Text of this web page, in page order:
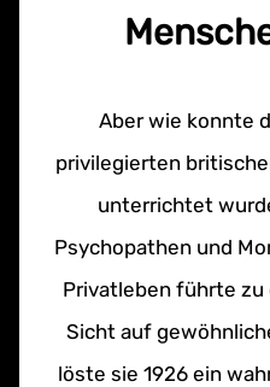
Aber wie konnte
privilegierten
unterrichtet
Psychopathen und
Privatleben führte
Sicht auf
löste sie 1926 ein